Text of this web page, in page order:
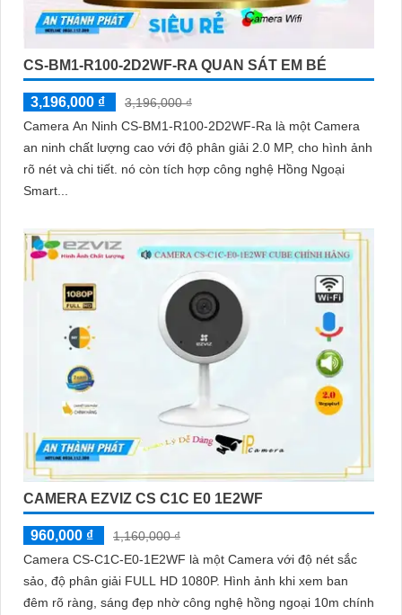
CS-BM1-R100-2D2WF-RA QUAN SÁT EM BÉ
3,196,000 ₫
3,196,000 ₫
Camera An Ninh CS-BM1-R100-2D2WF-Ra là một Camera
an ninh chất lượng cao với độ phân giải 2.0 MP, cho hình ảnh
rõ nét và chi tiết. nó còn tích hợp công nghệ Hồng Ngoại
Smart...
CAMERA EZVIZ CS C1C E0 1E2WF
960,000 ₫
1,160,000 ₫
Camera CS-C1C-E0-1E2WF là một Camera với độ nét sắc
sảo, độ phân giải FULL HD 1080P. Hình ảnh khi xem ban
đêm rõ ràng, sáng đẹp nhờ công nghệ hồng ngoại 10m chính